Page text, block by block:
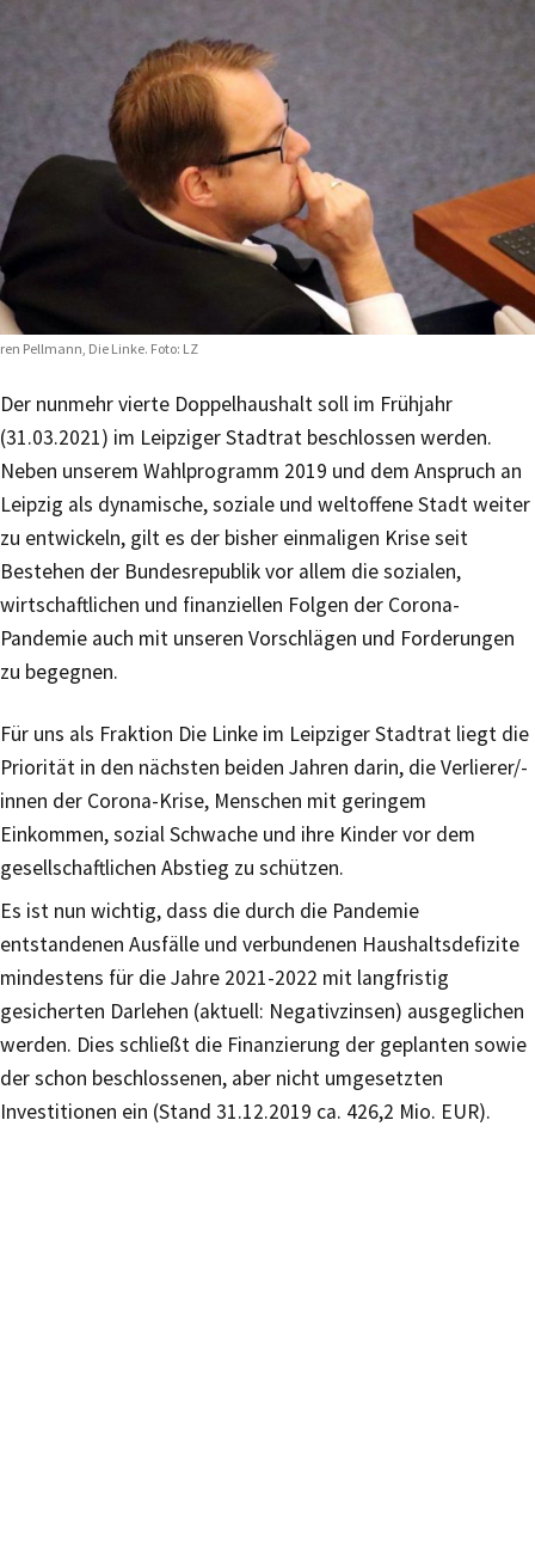
Pellmann, Die Linke. Foto: LZ
Der nunmehr vierte Doppelhaushalt soll im Frühjahr
(31.03.2021) im Leipziger Stadtrat beschlossen werden.
Neben unserem Wahlprogramm 2019 und dem Anspruch an
Leipzig als dynamische, soziale und weltoffene Stadt weiter
zu entwickeln, gilt es der bisher einmaligen Krise seit
Bestehen der Bundesrepublik vor allem die sozialen,
wirtschaftlichen und finanziellen Folgen der Corona-
Pandemie auch mit unseren Vorschlägen und Forderungen
zu begegnen.
Für uns als Fraktion Die Linke im Leipziger Stadtrat liegt die
Priorität in den nächsten beiden Jahren darin, die Verlierer/-
innen der Corona-Krise, Menschen mit geringem
Einkommen, sozial Schwache und ihre Kinder vor dem
gesellschaftlichen Abstieg zu schützen.
Es ist nun wichtig, dass die durch die Pandemie
entstandenen Ausfälle und verbundenen Haushaltsdefizite
mindestens für die Jahre 2021-2022 mit langfristig
gesicherten Darlehen (aktuell: Negativzinsen) ausgeglichen
werden. Dies schließt die Finanzierung der geplanten sowie
der schon beschlossenen, aber nicht umgesetzten
Investitionen ein (Stand 31.12.2019 ca. 426,2 Mio. EUR).